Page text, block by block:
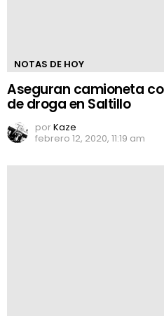
NOTAS DE HOY
Aseguran camioneta
de droga en Saltillo
porKaze
febrero 12, 2020, 11:19 am